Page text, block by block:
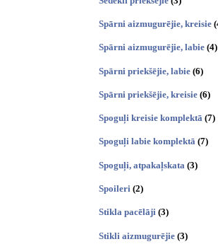
Spārni aizmugurējie, kreisie
Spārni aizmugurējie, labie (4)
Spārni priekšējie, labie (6)
Spārni priekšējie, kreisie (6)
Spoguļi kreisie komplektā (7)
Spoguļi labie komplektā (7)
Spoguļi, atpakaļskata (3)
Spoileri (2)
Stikla pacēlāji (3)
Stikli aizmugurējie (3)